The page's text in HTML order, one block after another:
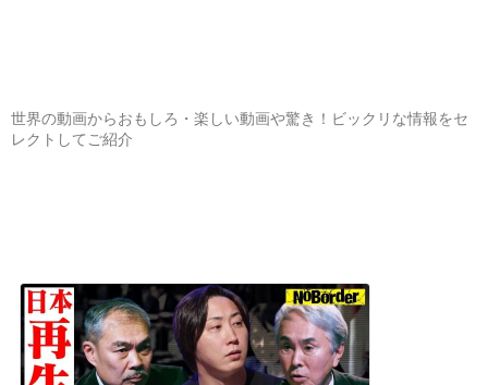
世界の動画からおもしろ・楽しい動画や驚き！ビックリな情報をセ
レクトしてご紹介